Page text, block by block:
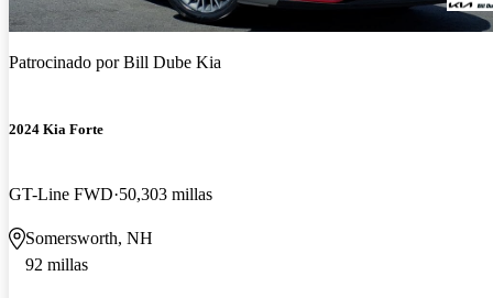
Patrocinado porBill Dube Kia
2024 Kia Forte
GT-Line FWD 50,303 millas
Somersworth, NH
92 millas